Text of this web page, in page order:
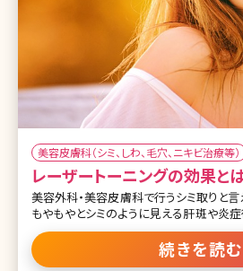
美容皮膚科（シミ、しわ、毛穴、ニキビ治療等）
レーザートーニングの効果と
美容外科・美容皮膚科で行うシミ取りと言
もやもやとシミのように見える肝斑や炎
ミ取りレーザーを使用すると、むしろ悪化
す。しかし、これらの通常のレーザーが
ると言われているのが、レーザートーニン
続きを読む